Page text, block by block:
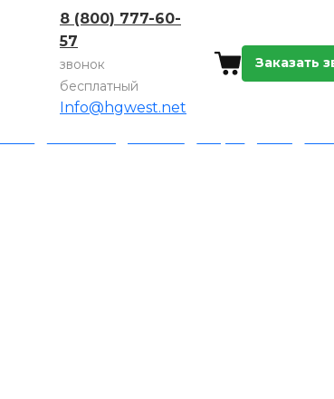
8 (800) 777-60-
57
звонок
бесплатный
Info@hgwest.net
Заказать